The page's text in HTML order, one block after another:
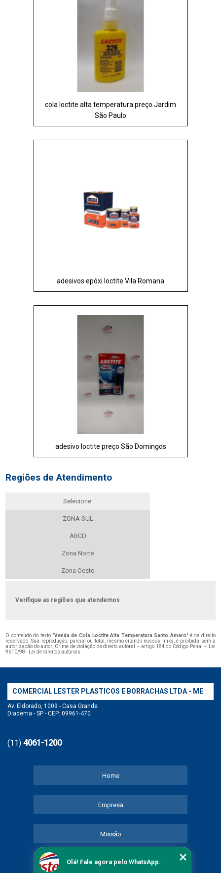
cola loctite alta temperatura preço Jardim
São Paulo
adesivos epóxi loctite Vila Romana
adesivo loctite preço São Domingos
Regiões de Atendimento
Selecione:
ZONA SUL
ABCD
Zona Norte
Zona Oeste
Verifique as regiões que atendemos
O conteúdo do texto "Venda de Cola Loctite Alta Temperatura Santo Amaro" é de direito
reservado. Sua reprodução, parcial ou total, mesmo citando nossos links, é proibida sem a
autorização do autor. Crime de violação de direito autoral – artigo 184 do Código Penal –
Lei
9610/98 - Lei de direitos autorais
COMERCIAL LESTER PLASTICOS E BORRACHAS LTDA - ME
Av. Eldorado, 1009 - Casa Grande
Diadema - SP - CEP: 09961-470
(11) 4061-1200
Home
Empresa
Missão
Serviços
Olá! Fale agora pelo WhatsApp.